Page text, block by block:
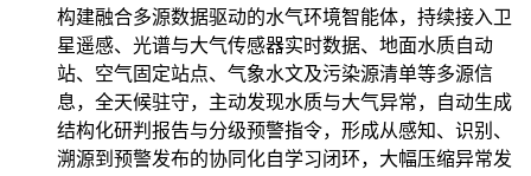
构建融合多源数据驱动的水气环境智能体，持续接入卫
星遥感、光谱与大气传感器实时数据、地面水质自动
站、空气固定站点、气象水文及污染源清单等多源信
息，全天候驻守，主动发现水质与大气异常，自动生成
结构化研判报告与分级预警指令，形成从感知、识别、
溯源到预警发布的协同化自学习闭环，大幅压缩异常发